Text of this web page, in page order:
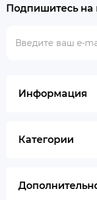
Подпишитесь на
Информация
Категории